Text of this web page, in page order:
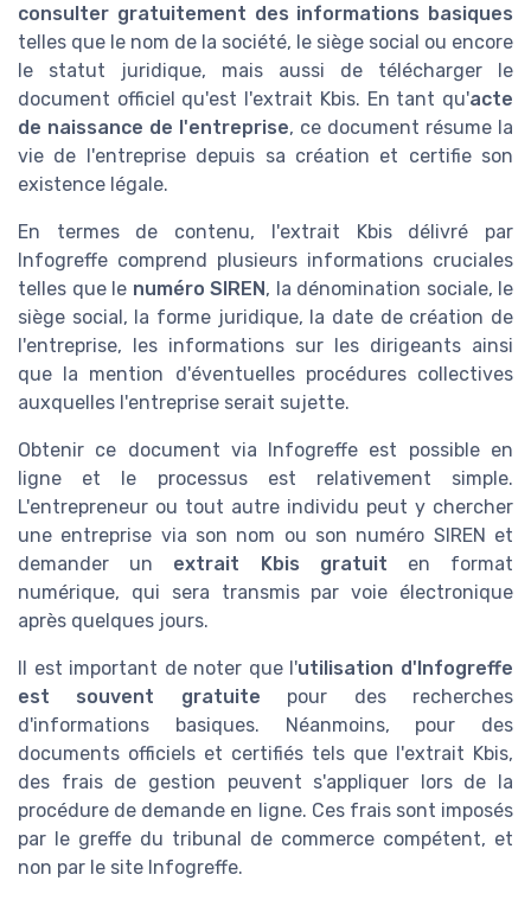
consulter gratuitement des informations basiques
telles que le nom de la société, le siège social ou encore
le statut juridique, mais aussi de télécharger le
document officiel qu'est l'extrait Kbis. En tant qu'acte
de naissance de l'entreprise, ce document résume la
vie de l'entreprise depuis sa création et certifie son
existence légale.
En termes de contenu, l'extrait Kbis délivré par
Infogreffe comprend plusieurs informations cruciales
telles que le numéro SIREN, la dénomination sociale, le
siège social, la forme juridique, la date de création de
l'entreprise, les informations sur les dirigeants ainsi
que la mention d'éventuelles procédures collectives
auxquelles l'entreprise serait sujette.
Obtenir ce document via Infogreffe est possible en
ligne et le processus est relativement simple.
L'entrepreneur ou tout autre individu peut y chercher
une entreprise via son nom ou son numéro SIREN et
demander un extrait Kbis gratuit en format
numérique, qui sera transmis par voie électronique
après quelques jours.
Il est important de noter que l'utilisation d'Infogreffe
est souvent gratuite pour des recherches
d'informations basiques. Néanmoins, pour des
documents officiels et certifiés tels que l'extrait Kbis,
des frais de gestion peuvent s'appliquer lors de la
procédure de demande en ligne. Ces frais sont imposés
par le greffe du tribunal de commerce compétent, et
non par le site Infogreffe.